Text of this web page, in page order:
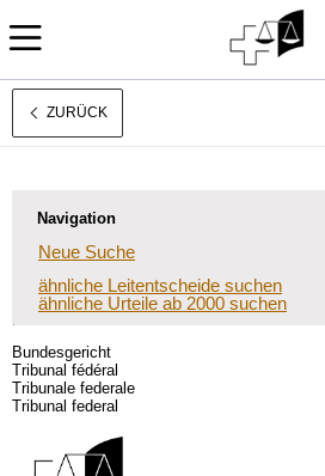
Français
ZURÜCK
Navigation
Neue Suche
ähnliche Leitentscheide suchen
ähnliche Urteile ab 2000 suchen
Bundesgericht
Tribunal fédéral
Tribunale federale
Tribunal federal